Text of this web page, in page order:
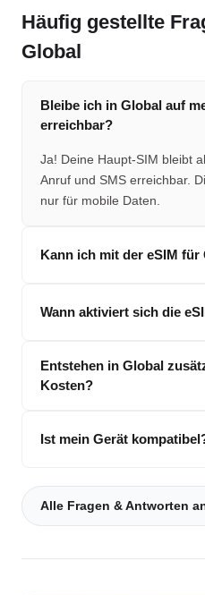
Häufig gestellte
Global
Bleibe ich in Global auf
erreichbar?
Ja! Deine Haupt-SIM bleibt
Anruf und SMS erreichbar.
nur für mobile Daten.
Kann ich mit der eSIM
Wann aktiviert sich die
Entstehen in Global
Kosten?
Ist mein Gerät
Alle Fragen & Antworten